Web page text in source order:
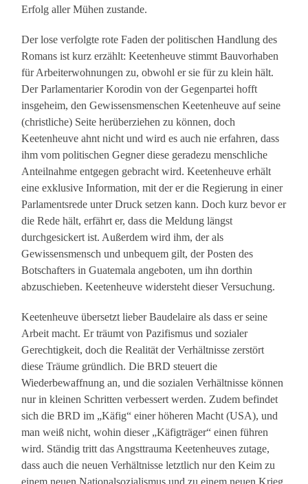
Erfolg aller Mühen zustande.
Der lose verfolgte rote Faden der politischen Handlung des
Romans ist kurz erzählt: Keetenheuve stimmt Bauvorhaben
für Arbeiterwohnungen zu, obwohl er sie für zu klein hält.
Der Parlamentarier Korodin von der Gegenpartei hofft
insgeheim, den Gewissensmenschen Keetenheuve auf seine
(christliche) Seite herüberziehen zu können, doch
Keetenheuve ahnt nicht und wird es auch nie erfahren, dass
ihm vom politischen Gegner diese geradezu menschliche
Anteilnahme entgegen gebracht wird. Keetenheuve erhält
eine exklusive Information, mit der er die Regierung in einer
Parlamentsrede unter Druck setzen kann. Doch kurz bevor er
die Rede hält, erfährt er, dass die Meldung längst
durchgesickert ist. Außerdem wird ihm, der als
Gewissensmensch und unbequem gilt, der Posten des
Botschafters in Guatemala angeboten, um ihn dorthin
abzuschieben. Keetenheuve widersteht dieser Versuchung.
Keetenheuve übersetzt lieber Baudelaire als dass er seine
Arbeit macht. Er träumt von Pazifismus und sozialer
Gerechtigkeit, doch die Realität der Verhältnisse zerstört
diese Träume gründlich. Die BRD steuert die
Wiederbewaffnung an, und die sozialen Verhältnisse können
nur in kleinen Schritten verbessert werden. Zudem befindet
sich die BRD im „Käfig“ einer höheren Macht (USA), und
man weiß nicht, wohin dieser „Käfigträger“ einen führen
wird. Ständig tritt das Angsttrauma Keetenheuves zutage,
dass auch die neuen Verhältnisse letztlich nur den Keim zu